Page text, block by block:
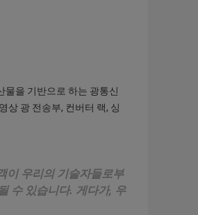
물을 기반으로 하는 광통신
상 광 전송부, 컨버터 랙, 싱
이 우리의 기술자들로부
수 있습니다. 게다가, 우